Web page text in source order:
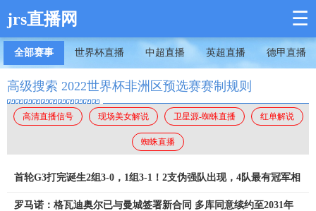
jrs直播网 ☰
全部赛事 世界杯直播 中超直播 英超直播 德甲直播
高级搜索 2022世界杯非洲区预选赛赛制规则
高清直播信号 现场美女解说 卫星源-蜘蛛直播 红单解说
蜘蛛直播
首轮G3打完诞生2组3-0，1组3-1！2支伪强队出现，4队最有冠军相
罗马诺：格瓦迪奥尔已与曼城签署新合同 多库同意续约至2031年